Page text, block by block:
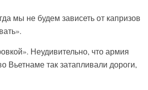
мы не будем зависеть от капризов
Неудивительно, что армия
так затапливали дороги,